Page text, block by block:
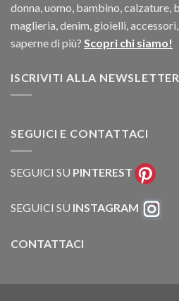
donna, uomo, bambino, calzature,
maglieria, denim, gioielli,
saperne di più? Scopri chi siamo!
ISCRIVITI ALLA NEWSLETTER
SEGUICI E CONTATTACI
SEGUICI SU PINTEREST
SEGUICI SU INSTAGRAM
CONTATTACI